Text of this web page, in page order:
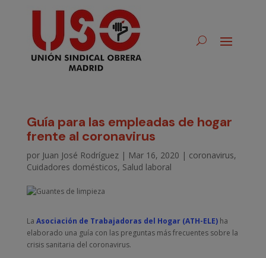
Guía para las empleadas de hogar
frente al coronavirus
por Juan José Rodríguez| Mar 16, 2020 | coronavirus,
Cuidadores domésticos, Salud laboral
La Asociación de Trabajadoras del Hogar (ATH-ELE)ha
elaborado una guía con las preguntas más frecuentes sobre la
crisis sanitaria del coronavirus.